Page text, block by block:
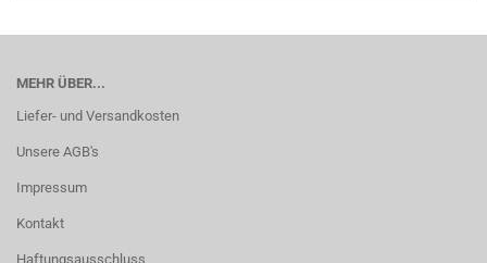
MEHR ÜBER...
Liefer- und Versandkosten
Unsere AGB's
Impressum
Kontakt
Haftungsausschluss